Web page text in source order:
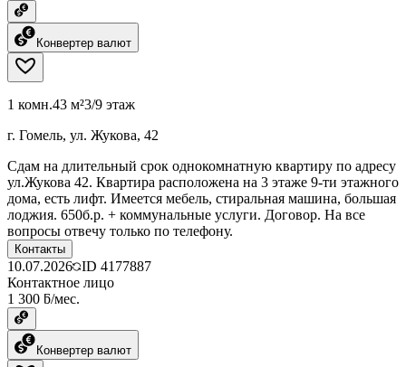
Конвертер валют
1 комн.43 м²3/9 этаж
г. Гомель, ул. Жукова, 42
Сдам на длительный срок однокомнатную квартиру по адресу
ул.Жукова 42. Квартира расположена на 3 этаже 9-ти этажного
дома, есть лифт. Имеется мебель, стиральная машина, большая
лоджия. 650б.р. + коммунальные услуги. Договор. На все
вопросы отвечу только по телефону.
Контакты
10.07.2026 ID 4177887
Контактное лицо
1 300 ƃ/мес.
Конвертер валют